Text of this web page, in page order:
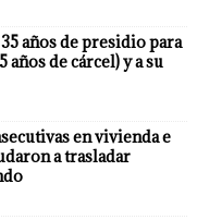
años de presidio para
de cárcel) y a su
en vivienda e
a trasladar